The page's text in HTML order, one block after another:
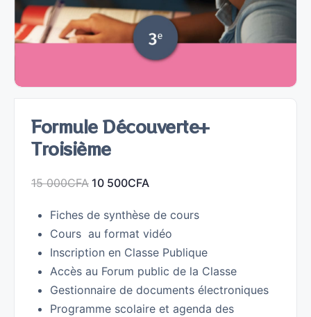
Formule Découverte+
Troisième
15 000CFA 10 500CFA
Fiches de synthèse de cours
Cours au format vidéo
Inscription en Classe Publique
Accès au Forum public de la Classe
Gestionnaire de documents électroniques
Programme scolaire et agenda des